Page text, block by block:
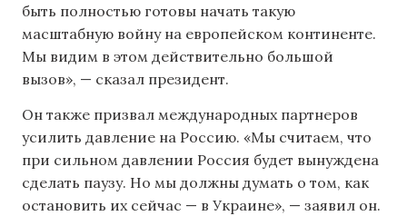
быть полностью готовы начать такую
масштабную войну на европейском континенте.
Мы видим в этом действительно большой
вызов», — сказал президент.
Он также призвал международных партнеров
усилить давление на Россию. «Мы считаем, что
при сильном давлении Россия будет вынуждена
сделать паузу. Но мы должны думать о том, как
остановить их сейчас — в Украине», — заявил он.